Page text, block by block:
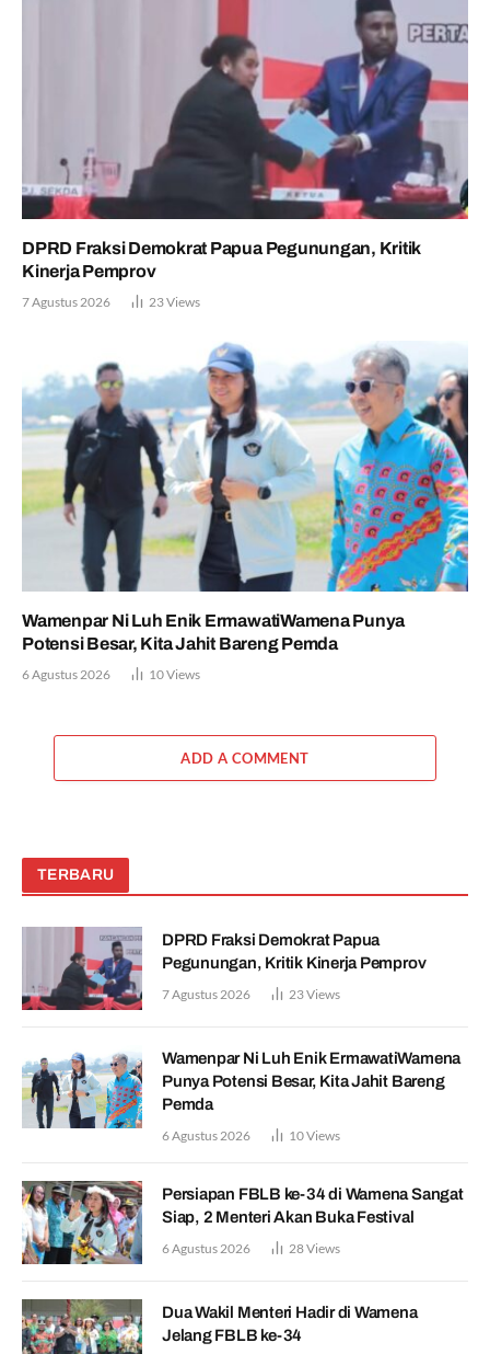
DPRD Fraksi Demokrat Papua Pegunungan, Kritik
Kinerja Pemprov
7 Agustus 2026 23Views
Wamenpar Ni Luh Enik ErmawatiWamena Punya
Potensi Besar, Kita Jahit Bareng Pemda
6 Agustus 2026 10Views
ADD A COMMENT
TERBARU
DPRD Fraksi Demokrat Papua
Pegunungan, Kritik Kinerja Pemprov
7 Agustus 2026 23Views
Wamenpar Ni Luh Enik ErmawatiWamena
Punya Potensi Besar, Kita Jahit Bareng
Pemda
6 Agustus 2026 10Views
Persiapan FBLB ke-34 di Wamena Sangat
Siap, 2 Menteri Akan Buka Festival
6 Agustus 2026 28Views
Dua Wakil Menteri Hadir di Wamena
Jelang FBLB ke-34